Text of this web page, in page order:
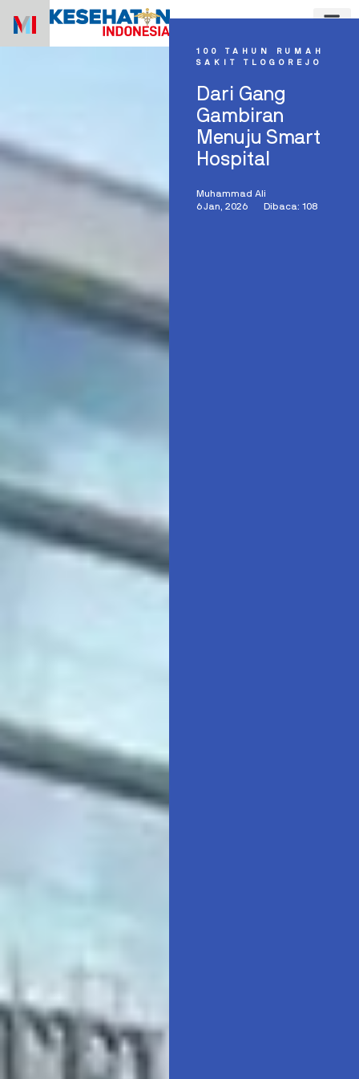
100 TAHUN RUMAH
SAKIT TLOGOREJO
Dari Gang
Gambiran
Menuju Smart
Hospital
Muhammad Ali
6 Jan, 2026
Dibaca: 108